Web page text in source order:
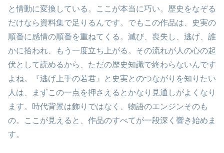
と情動に変換している。ここが本当に巧い。歴史をなぞる
だけなら資料集で足りるんです。でもこの作品は、史実の
順番に感情の順番を重ねてくる。滅び、喪失し、逃げ、誰
かに拾われ、もう一度立ち上がる。その流れが人の心の起
伏として読めるから、ただの歴史知識で終わらないんです
よね。『逃げ上手の若君』と史実とのつながりを知りたい
人は、まずこの一点を押さえるとかなり見通しがよくなり
ます。時代背景は飾りではなく、物語のエンジンそのも
の。ここが見えると、作品のすべてが一段深く響き始めま
す。